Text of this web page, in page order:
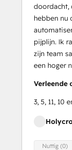
doordacht,
hebben nu
pijplijn. Ik
zijn team
een hoger
Verleende
3, 5, 11, 10
Nuttig (0)